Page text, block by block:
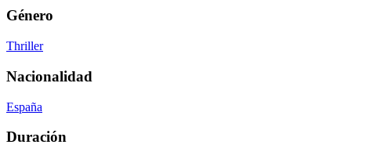
Género
Thriller
Nacionalidad
España
Duración